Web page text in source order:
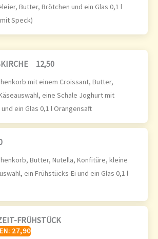
Butter, Brötchen und ein Glas 0,1 l
Speck)
12,50
mit einem Croissant, Butter,
eine Schale Joghurt mit
ein Glas 0,1 l Orangensaft
Butter, Nutella, Konfitüre, kleine
ein Frühstücks-Ei und ein Glas 0,1 l
FRÜHSTÜCK
27,90